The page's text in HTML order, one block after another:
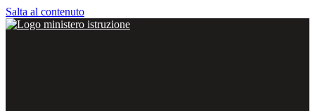
Salta al contenuto